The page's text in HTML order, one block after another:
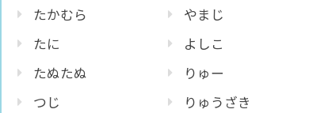
たかむら
たに
たぬたぬ
つじ
やまじ
よしこ
りゅー
りゅうざき